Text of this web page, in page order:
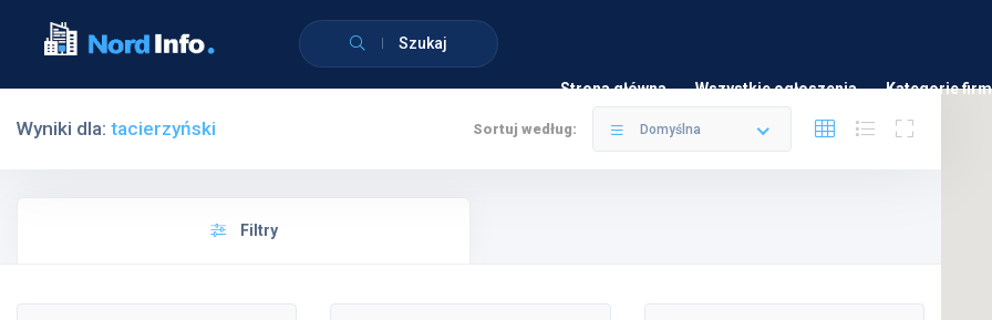
Szukaj
Strona główna Wszystkie ogłoszenia Kategorie firm
Wyniki dla: tacierzyński Sortuj według: Domyślna
Filtry